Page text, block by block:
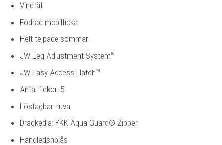
Vindtät
Fodrad mobilficka
Helt tejpade sömmar
JW Leg Adjustment System™
JW Easy Access Hatch™
Antal fickor: 5
Löstagbar huva
Dragkedja: YKK Aqua Guard® Zipper
Handledsnölås